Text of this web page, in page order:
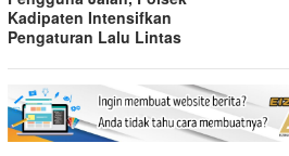
Kadipaten Intensifkan
Pengaturan Lalu Lintas